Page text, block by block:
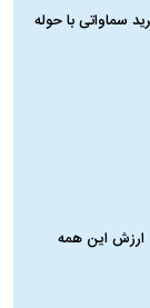
سماواتی با حوله
ارزش این همه